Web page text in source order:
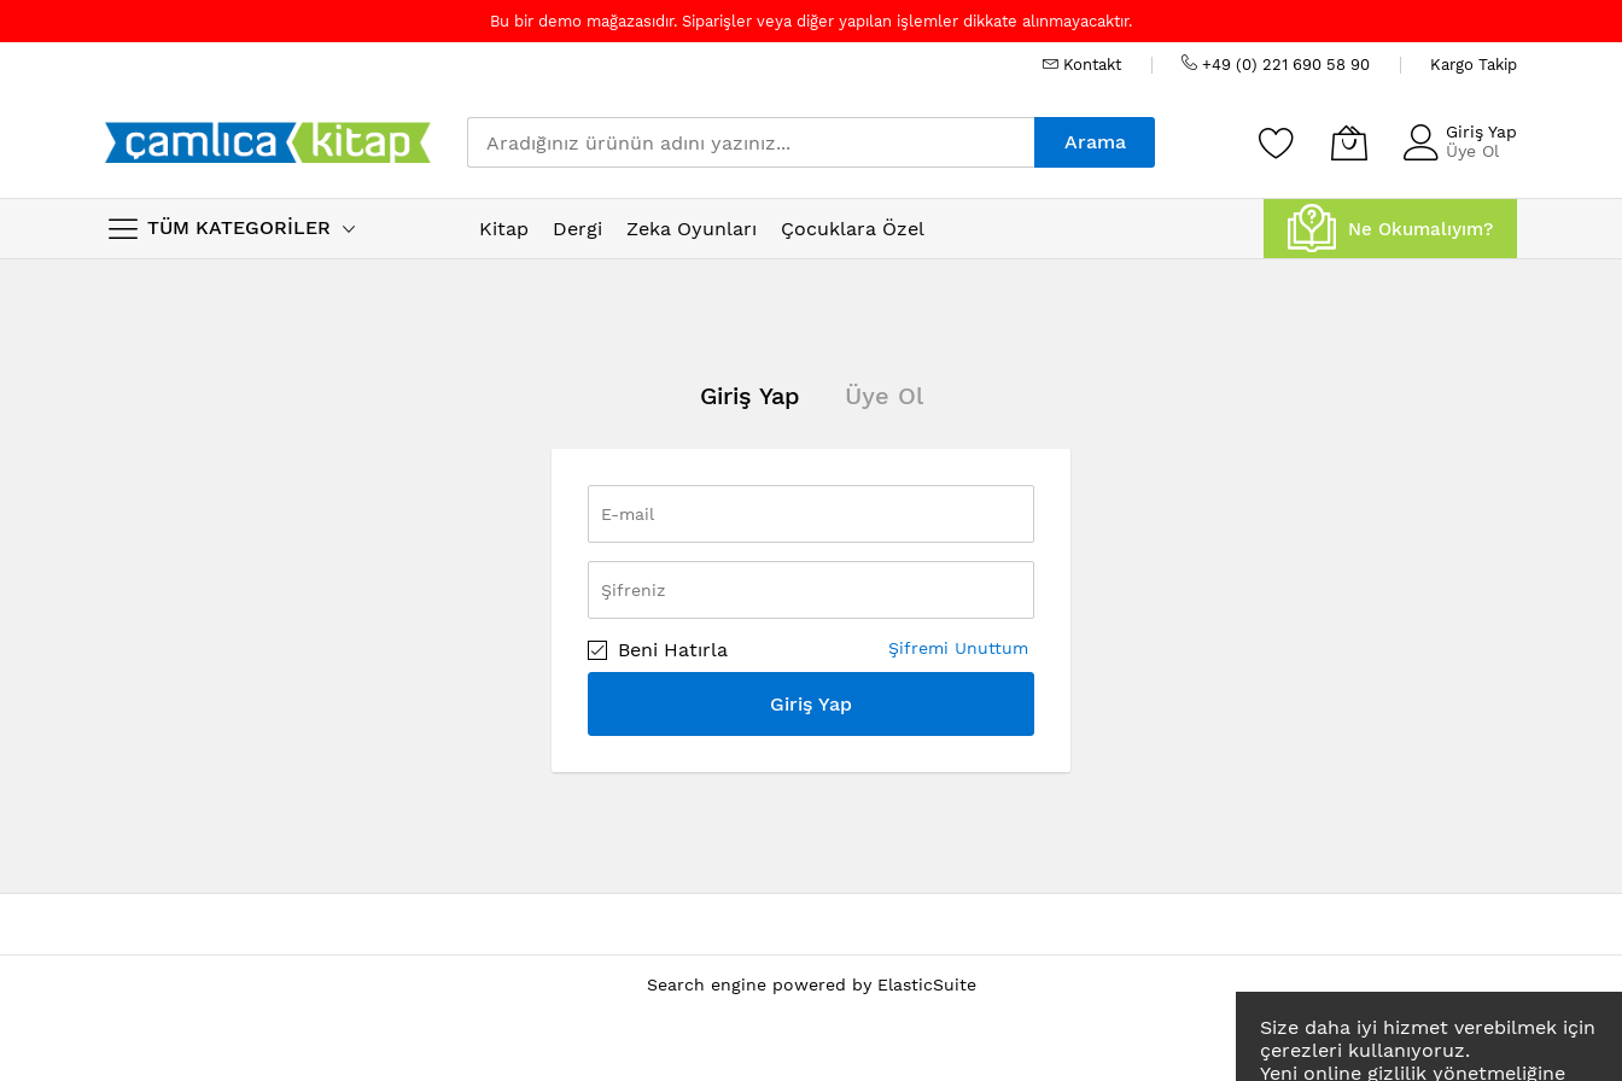
Bu bir demo mağazasıdır. Siparişler veya diğer yapılan işlemler dikkate alınmayacaktır.
Size daha iyi hizmet verebilmek için
çerezleri kullanıyoruz.
Yeni online gizlilik yönetmeliğine
Kontakt +49 (0) 221 690 58 90 Kargo Takip
TÜM KATEGORİLER
Arama
Giriş Yap
Üye Ol
Kitap Dergi Zeka Oyunları Çocuklara Özel Ne Okumalıyım?
Giriş Yap Üye Ol
Şifremi Unuttum
Beni Hatırla
Giriş Yap
Search engine powered by ElasticSuite